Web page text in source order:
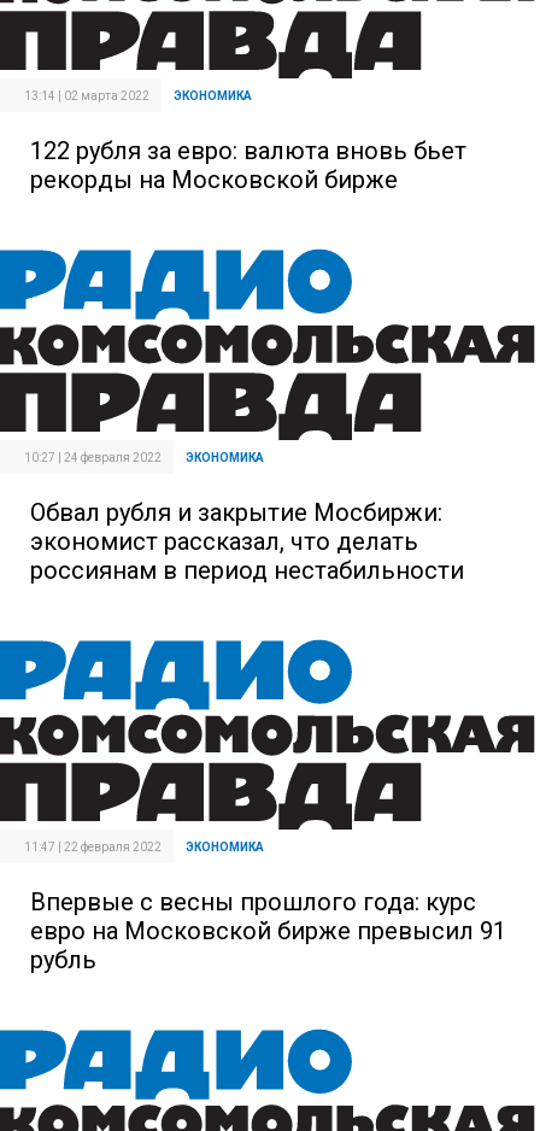
13:14 | 02 марта 2022 ЭКОНОМИКА
122 рубля за евро: валюта вновь бьет
рекорды на Московской бирже
10:27 | 24 февраля 2022 ЭКОНОМИКА
Обвал рубля и закрытие Мосбиржи:
экономист рассказал, что делать
россиянам в период нестабильности
11:47 | 22 февраля 2022 ЭКОНОМИКА
Впервые с весны прошлого года: курс
евро на Московской бирже превысил 91
рубль